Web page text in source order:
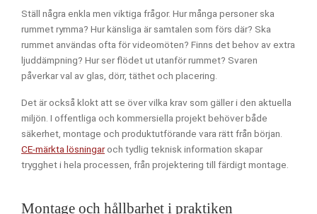
Ställ några enkla men viktiga frågor. Hur många personer ska
rummet rymma? Hur känsliga är samtalen som förs där? Ska
rummet användas ofta för videomöten? Finns det behov av extra
ljuddämpning? Hur ser flödet ut utanför rummet? Svaren
påverkar val av glas, dörr, täthet och placering.
Det är också klokt att se över vilka krav som gäller i den aktuella
miljön. I offentliga och kommersiella projekt behöver både
säkerhet, montage och produktutförande vara rätt från början.
CE-märkta lösningaroch tydlig teknisk information skapar
trygghet i hela processen, från projektering till färdigt montage.
Montage och hållbarhet i praktiken